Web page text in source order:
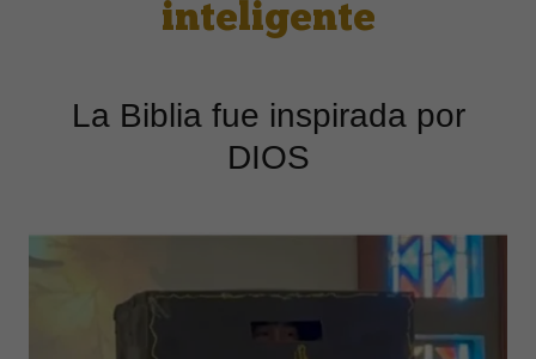
inteligente
La Biblia fue inspirada por
DIOS